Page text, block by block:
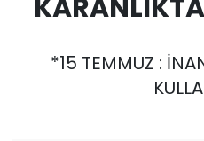
*15 TEMMUZ :